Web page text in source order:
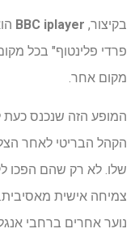
בקיצור, BBC iplayer
פרדי פלינטוף" בכל
מקום אחר.
המופע הזה שנכנס
הקהל הבריטי לאחר
שלו. לא רק שהם הפכו
צמיחה אישית מאסיבית.
נוער אחרים ברחבי